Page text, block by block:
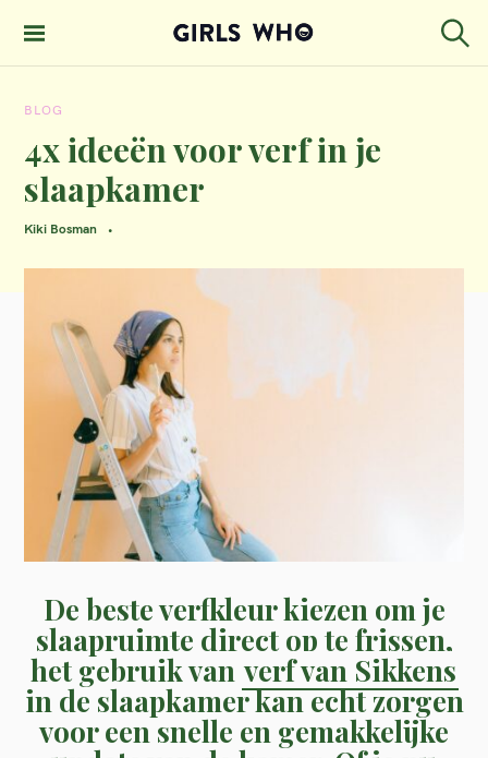
GIRLS WHO
BLOG
4x ideeën voor verf in je
slaapkamer
Kiki Bosman
De beste verfkleur kiezen om je
slaapruimte direct op te frissen,
het gebruik van verf van Sikkens
in de slaapkamer kan echt zorgen
voor een snelle en gemakkelijke